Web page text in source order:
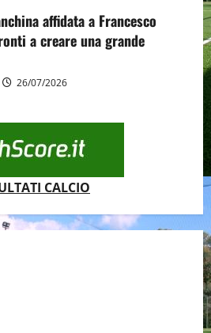
affidata a Francesco
a creare una grande
26/07/2026
CALCIO